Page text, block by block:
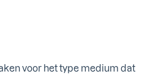
voor het type medium dat